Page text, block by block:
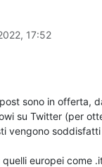
17:52
sono in offerta,
su Twitter (per
vengono
europei come